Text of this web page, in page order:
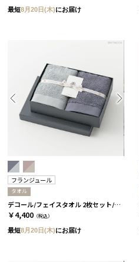
最短8月20日(木)にお届け
フランジュール
タオル
デコール/フェイスタオル 2枚セット/2種類［フランジュール］ ブルーニュイ&グリーアシェ
￥4,400 （税込）
最短8月20日(木)にお届け